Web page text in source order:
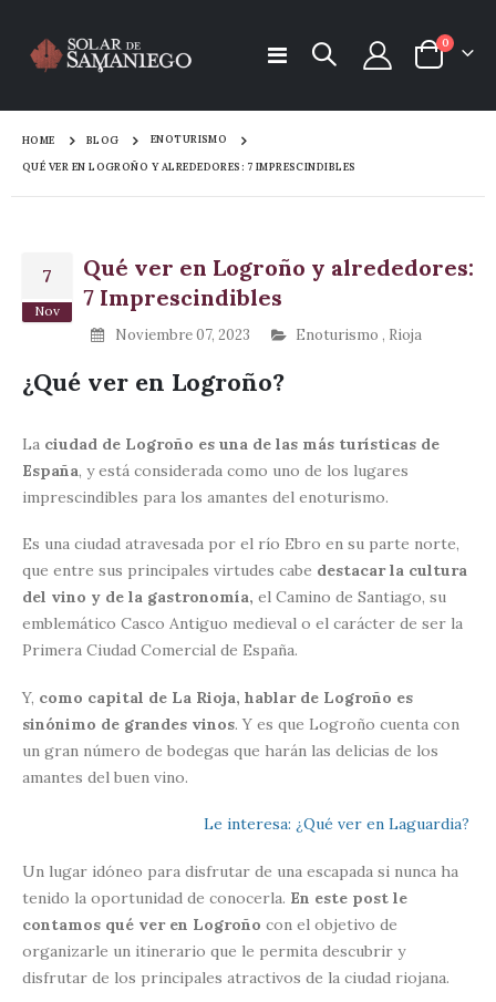
Toggle
Cart
0items
HOME BLOG ENOTURISMO
QUÉ VER EN LOGROÑO Y ALREDEDORES: 7 IMPRESCINDIBLES
7
Nov
Qué ver en Logroño y alrededores:
7 Imprescindibles
Noviembre 07, 2023 Enoturismo , Rioja
¿Qué ver en Logroño?
La ciudad de Logroño es una de las más turísticas de
España, y está considerada como uno de los lugares
imprescindibles para los amantes del enoturismo.
Es una ciudad atravesada por el río Ebro en su parte norte,
que entre sus principales virtudes cabe destacar la cultura
del vino y de la gastronomía, el Camino de Santiago, su
emblemático Casco Antiguo medieval o el carácter de ser la
Primera Ciudad Comercial de España.
Y, como capital de La Rioja, hablar de Logroño es
sinónimo de grandes vinos. Y es que Logroño cuenta con
un gran número de bodegas que harán las delicias de los
amantes del buen vino.
Le interesa: ¿Qué ver en Laguardia?
Un lugar idóneo para disfrutar de una escapada si nunca ha
tenido la oportunidad de conocerla. En este post le
contamos qué ver en Logroño con el objetivo de
organizarle un itinerario que le permita descubrir y
disfrutar de los principales atractivos de la ciudad riojana.